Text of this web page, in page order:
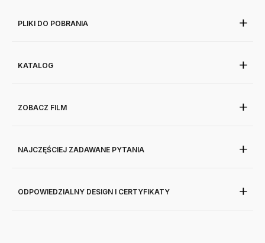
PLIKI DO POBRANIA
KATALOG
ZOBACZ FILM
NAJCZĘŚCIEJ ZADAWANE PYTANIA
ODPOWIEDZIALNY DESIGN I CERTYFIKATY